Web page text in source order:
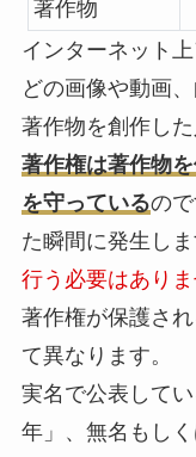
著作物
インターネット
どの画像や動画
著作物を創作し
著作権は著作物
を守っているの
た瞬間に発生しま
行う必要はありま
著作権が保護さ
て異なります。
実名で公表して
年」 、無名もし